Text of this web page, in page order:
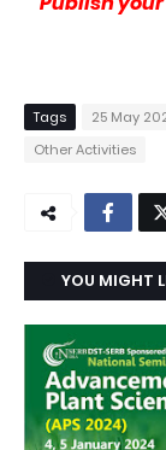
Tags 25 May
Other Activities
YOU MIGHT